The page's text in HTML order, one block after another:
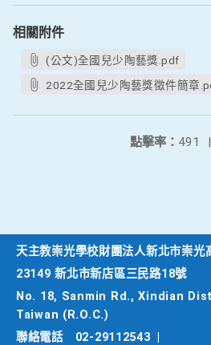
相關附件
(公文)全國兒少陶藝獎.pdf
2022全國兒少陶藝獎徵件簡章
點擊率： 491 |
天主教崇光學校財團法人新北市崇光
23149 新北市新店區三民路18號
No. 18, Sanmin Rd., Xindian
Taiwan (R.O.C.)
聯絡電話
02-29112543